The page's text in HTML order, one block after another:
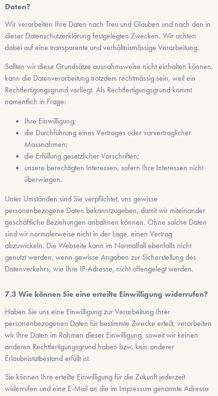
Daten?
Wir verarbeiten Ihre Daten nach Treu und Glauben und nach den in
dieser Datenschutzerklärung festgelegten Zwecken. Wir achten
dabei auf eine transparente und verhältnismässige Verarbeitung.
Sollten wir diese Grundsätze ausnahmsweise nicht einhalten können,
kann die Datenverarbeitung trotzdem rechtmässig sein, weil ein
Rechtfertigungsgrund vorliegt. Als Rechtfertigungsgrund kommt
namentlich in Frage:
Ihre Einwilligung;
die Durchführung eines Vertrages oder vorvertraglicher
Massnahmen;
die Erfüllung gesetzlicher Vorschriften;
unsere berechtigten Interessen, sofern Ihre Interessen nicht
überwiegen.
Unter Umständen sind Sie verpflichtet, uns gewisse
personenbezogene Daten bekanntzugeben, damit wir miteinander
geschäftliche Beziehungen anbahnen können. Ohne solche Daten
sind wir normalerweise nicht in der Lage, einen Vertrag
abzuwickeln. Die Webseite kann im Normalfall ebenfalls nicht
genutzt werden, wenn gewisse Angaben zur Sicherstellung des
Datenverkehrs, wie Ihre IP-Adresse, nicht offengelegt werden.
Wie können Sie eine erteilte Einwilligung widerrufen?
Haben Sie uns eine Einwilligung zur Verarbeitung Ihrer
personenbezogenen Daten für bestimmte Zwecke erteilt, verarbeiten
wir Ihre Daten im Rahmen dieser Einwilligung, soweit wir keinen
anderen Rechtfertigungsgrund haben bzw. kein anderer
Erlaubnistatbestand erfüllt ist.
Sie können Ihre erteilte Einwilligung für die Zukunft jederzeit
widerrufen und eine E-Mail an die im Impressum genannte Adresse